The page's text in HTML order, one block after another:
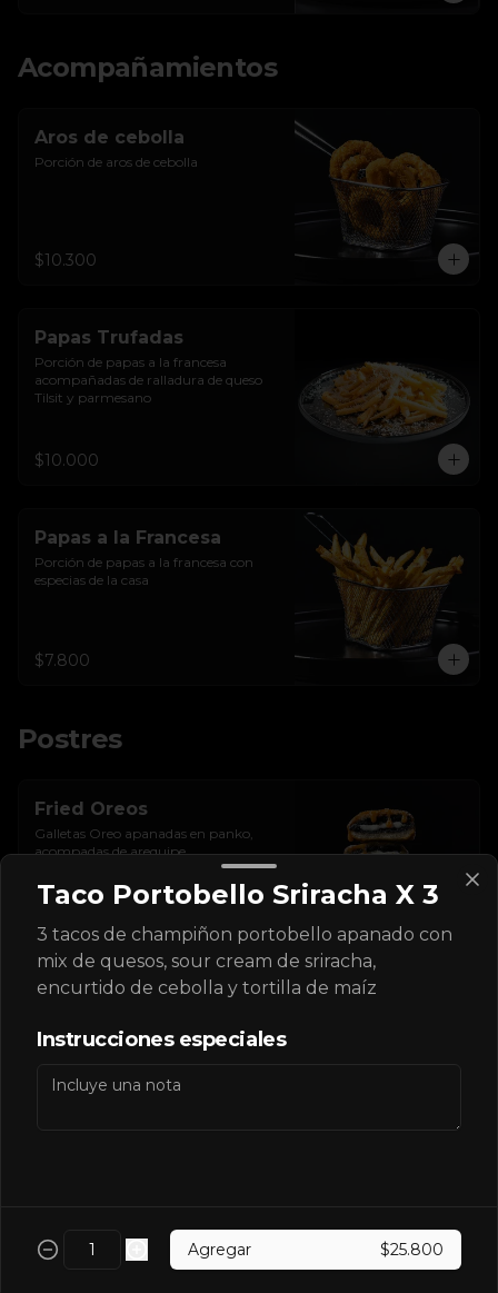
Acompañamientos
Aros de cebolla
Porción de aros de cebolla
$10.300
Papas Trufadas
Porción de papas a la francesa
acompañadas de ralladura de queso
Tilsit y parmesano
$10.000
Papas a la Francesa
Porción de papas a la francesa con
especias de la casa
$7.800
Postres
Fried Oreos
Galletas Oreo apanadas en panko,
acompadas de arequipe.
$10.600
Limonada natural de
Taco Portobello Sriracha X 3
3 tacos de champiñon portobello apanado con
mix de quesos, sour cream de sriracha,
encurtido de cebolla y tortilla de maíz
Instrucciones especiales
Agregar $25.800